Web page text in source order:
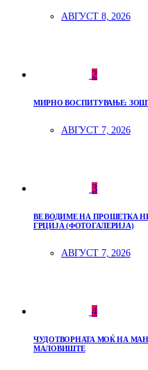
АВГУСТ 8, 2026
2
МИРНО ВОСПИТУВАЊЕ:
АВГУСТ 7, 2026
3
ВЕ ВОДИМЕ НА ПРОШЕТКА
ГРЦИЈА (ФОТОГАЛЕРИЈА)
АВГУСТ 7, 2026
4
ЧУДОТВОРНАТА МОЌ НА
МАЛОВИШТЕ